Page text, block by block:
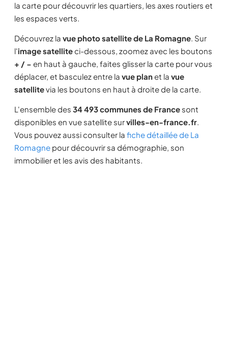
la carte pour découvrir les quartiers, les axes routiers et
les espaces verts.
Découvrez la vue photo satellite de La Romagne. Sur
l'image satelliteci-dessous, zoomez avec les boutons
+ / − en haut à gauche, faites glisser la carte pour vous
déplacer, et basculez entre la vue planet la vue
satellitevia les boutons en haut à droite de la carte.
L'ensemble des 34 493 communes de France sont
disponibles en vue satellite survilles-en-france.fr.
Vous pouvez aussi consulter la fiche détaillée de La
Romagne pour découvrir sa démographie, son
immobilier et les avis des habitants.